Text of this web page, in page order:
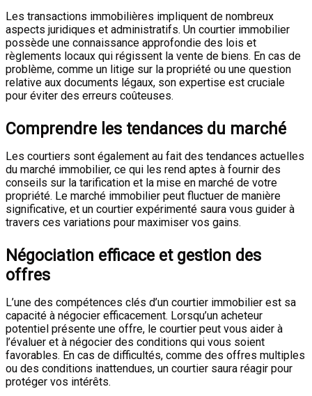
Les transactions immobilières impliquent de nombreux
aspects juridiques et administratifs. Un courtier immobilier
possède une connaissance approfondie des lois et
règlements locaux qui régissent la vente de biens. En cas de
problème, comme un litige sur la propriété ou une question
relative aux documents légaux, son expertise est cruciale
pour éviter des erreurs coûteuses.
Comprendre les tendances du marché
Les courtiers sont également au fait des tendances actuelles
du marché immobilier, ce qui les rend aptes à fournir des
conseils sur la tarification et la mise en marché de votre
propriété. Le marché immobilier peut fluctuer de manière
significative, et un courtier expérimenté saura vous guider à
travers ces variations pour maximiser vos gains.
Négociation efficace et gestion des
offres
L’une des compétences clés d’un courtier immobilier est sa
capacité à négocier efficacement. Lorsqu’un acheteur
potentiel présente une offre, le courtier peut vous aider à
l’évaluer et à négocier des conditions qui vous soient
favorables. En cas de difficultés, comme des offres multiples
ou des conditions inattendues, un courtier saura réagir pour
protéger vos intérêts.